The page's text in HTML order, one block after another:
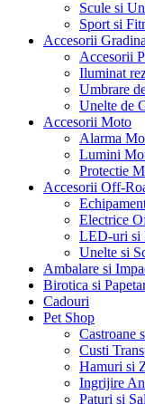
Scule si
Sport si
Accesorii Gradina
Accesorii
Iluminat
Umbrare
Unelte de
Accesorii Moto
Alarma
Lumini
Protectie
Accesorii Off-
Electrice
LED-uri si
Unelte si
Ambalare si
Birotica si
Cadouri
Pet Shop
Castroane
Custi
Hamuri si
Ingrijire
Paturi si